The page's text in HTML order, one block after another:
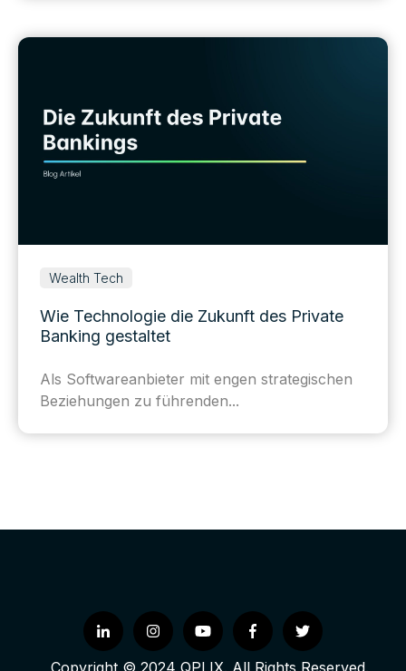
Wealth Tech
Wie Technologie die Zukunft des Private
Banking gestaltet
Als Softwareanbieter mit engen strategischen
Beziehungen zu führenden...
Copyright © 2024 QPLIX. All Rights Reserved.